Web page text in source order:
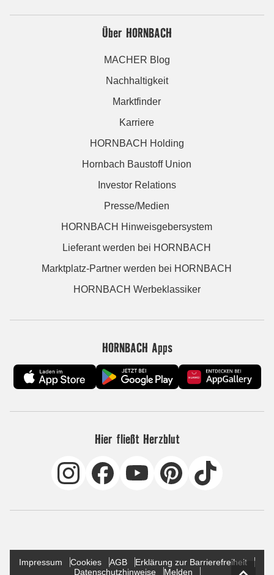
Über HORNBACH
MACHER Blog
Nachhaltigkeit
Marktfinder
Karriere
HORNBACH Holding
Hornbach Baustoff Union
Investor Relations
Presse/Medien
HORNBACH Hinweisgebersystem
Lieferant werden bei HORNBACH
Marktplatz-Partner werden bei HORNBACH
HORNBACH Werbeklassiker
HORNBACH Apps
Hier fließt Herzblut
Impressum Cookies AGB
Erklärung zur Barrierefreiheit
Datenschutzhinweise
Melden